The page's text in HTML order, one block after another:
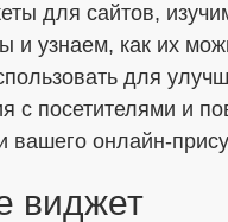
Политикой в отношении
установленной формой
для сайтов,
и узнаем, как их
для
с посетителями и
вашего онлайн-
виджет